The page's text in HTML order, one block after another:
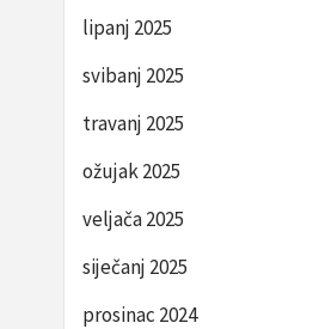
lipanj 2025
svibanj 2025
travanj 2025
ožujak 2025
veljača 2025
siječanj 2025
prosinac 2024